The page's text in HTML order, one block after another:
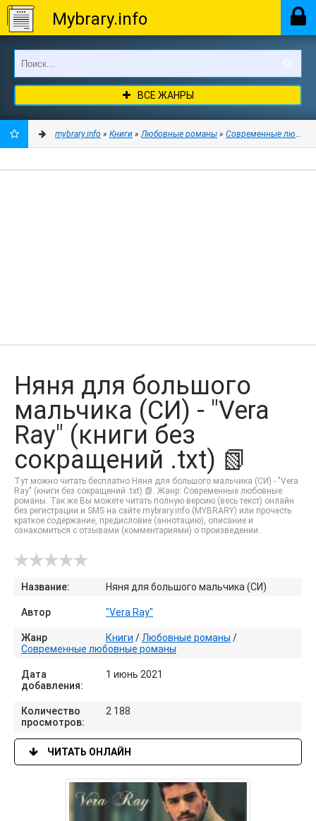
Mybrary.info
ВСЕ ЖАНРЫ
mybrary.info » Книги »Любовные романы » Современные
Няня для большого
мальчика (СИ) - "Vera
Ray" (книги без
сокращений .txt) 📗
Тут можно читать бесплатно Няня для большого мальчика (СИ) - "Vera
Ray" (книги без сокращений .txt) 📗. Жанр: Современные любовные
романы. Так же Вы можете читать полную версию (весь текст) онлайн
без регистрации и SMS на сайте mybrary.info (MYBRARY) или прочесть
краткое содержание, предисловие (аннотацию), описание и
ознакомиться с отзывами (комментариями) о произведении.
Название: Няня для большого мальчика (СИ)
Автор "Vera Ray"
Жанр Книги / Любовные романы /
Современные любовные романы
Дата
добавления:
1 июнь 2021
Количество
просмотров:
2 188
ЧИТАТЬ ОНЛАЙН